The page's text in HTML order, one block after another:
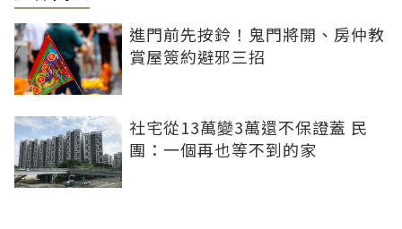
進門前先按鈴！鬼門將開、房仲教
賞屋簽約避邪三招
社宅從13萬變3萬還不保證蓋 民
團：一個再也等不到的家